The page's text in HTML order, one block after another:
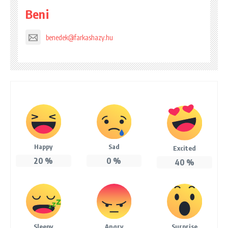
Beni
benedek@farkashazy.hu
Happy
20 %
Sad
0 %
Excited
40 %
Sleepy Angry Surprise